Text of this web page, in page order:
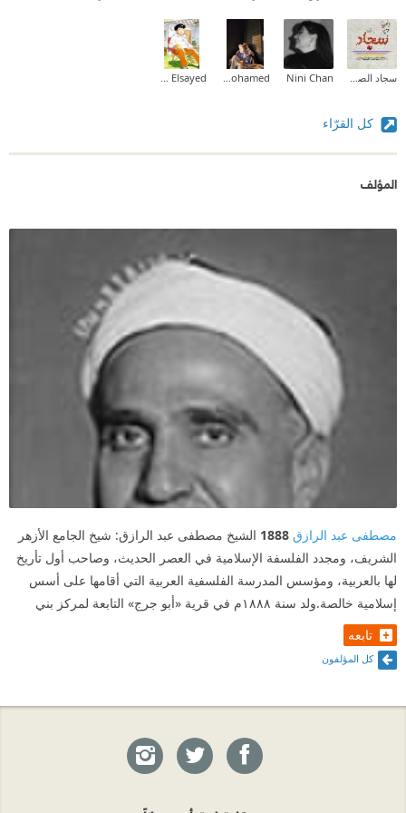
Nini Chan
كل القرّاء
المؤلف
مصطفى عبد الرازق 1888 الشيخ مصطفى عبد الرازق: شيخ الجامع الأزهر
الشريف، ومجدد الفلسفة الإسلامية في العصر الحديث، وصاحب أول تأريخ
لها بالعربية، ومؤسس المدرسة الفلسفية العربية التي أقامها على أسس
إسلامية خالصة.ولد سنة ١٨٨٨م في قرية «أبو جرج» التابعة لمركز بني
تابعه
كل المؤلفون